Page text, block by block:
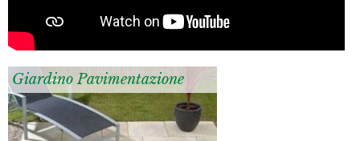
Giardino Pavimentazione